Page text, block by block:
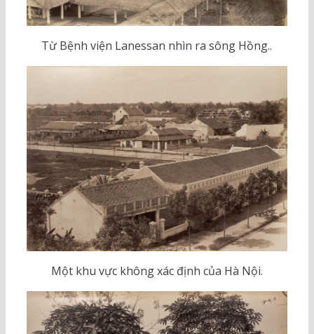
Từ Bệnh viện Lanessan nhìn ra sông Hồng..
Một khu vực không xác định của Hà Nội.